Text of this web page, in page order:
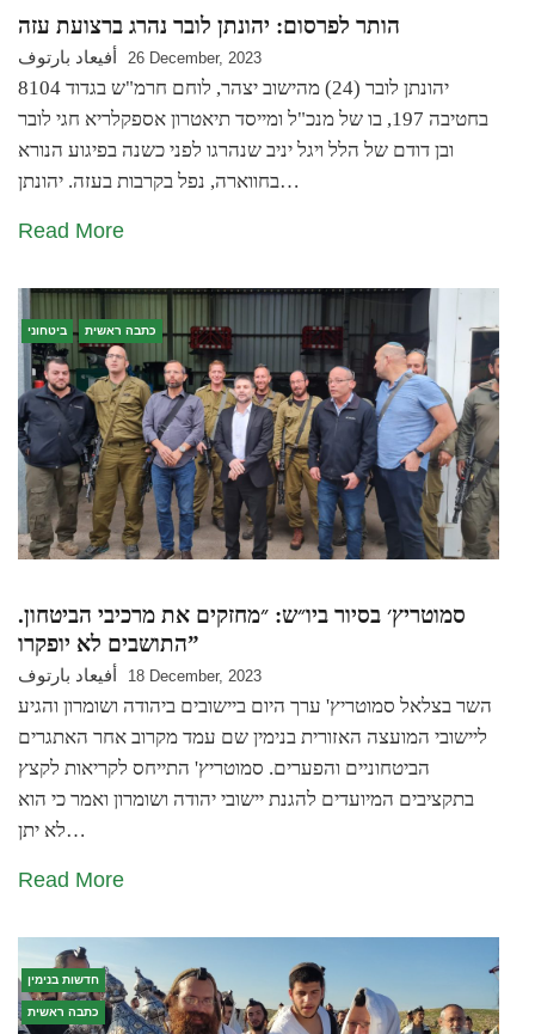
הותר לפרסום: יהונתן לובר נהרג ברצועת עזה
أفيعاد بارتوف 26 December, 2023
יהונתן לובר (24) מהישוב יצהר, לוחם חרמ"ש בגדוד 8104
בחטיבה 197, בו של מנכ"ל ומייסד תיאטרון אספקלריא חגי לובר
ובן דודם של הלל ויגל יניב שנהרגו לפני כשנה בפיגוע הנורא
בחווארה, נפל בקרבות בעזה. יהונתן…
Read More
ביטחוני כתבה ראשית
סמוטריץ׳ בסיור ביו״ש: ״מחזקים את מרכיבי הביטחון.
התושבים לא יופקרו”
أفيعاد بارتوف 18 December, 2023
השר בצלאל סמוטריץ' ערך היום ביישובים ביהודה ושומרון והגיע
ליישובי המועצה האזורית בנימין שם עמד מקרוב אחר האתגרים
הביטחוניים והפערים. סמוטריץ' התייחס לקריאות לקצץ
בתקציבים המיועדים להגנת יישובי יהודה ושומרון ואמר כי הוא
לא יתן…
Read More
חדשות בנימין
כתבה ראשית